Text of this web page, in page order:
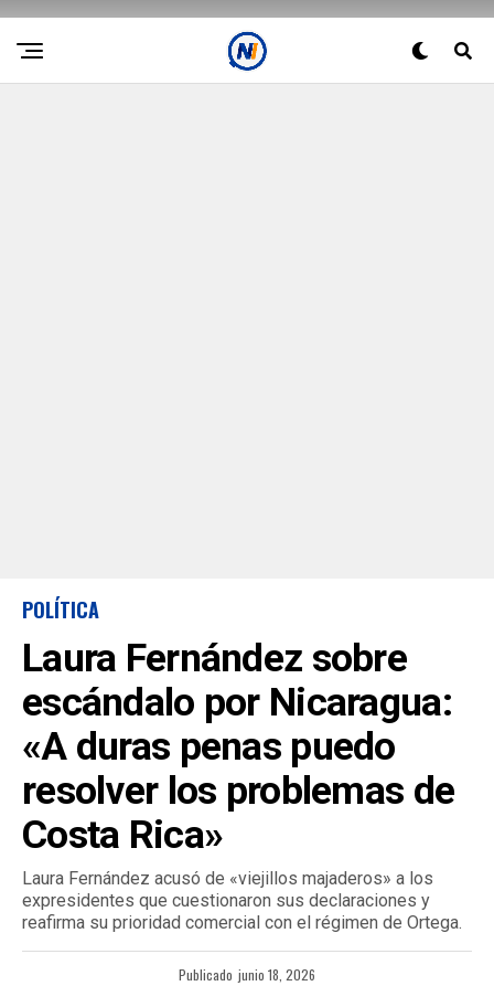
POLÍTICA
Laura Fernández sobre
escándalo por Nicaragua:
«A duras penas puedo
resolver los problemas de
Costa Rica»
Laura Fernández acusó de «viejillos majaderos» a los
expresidentes que cuestionaron sus declaraciones y
reafirma su prioridad comercial con el régimen de Ortega.
Publicado junio 18, 2026